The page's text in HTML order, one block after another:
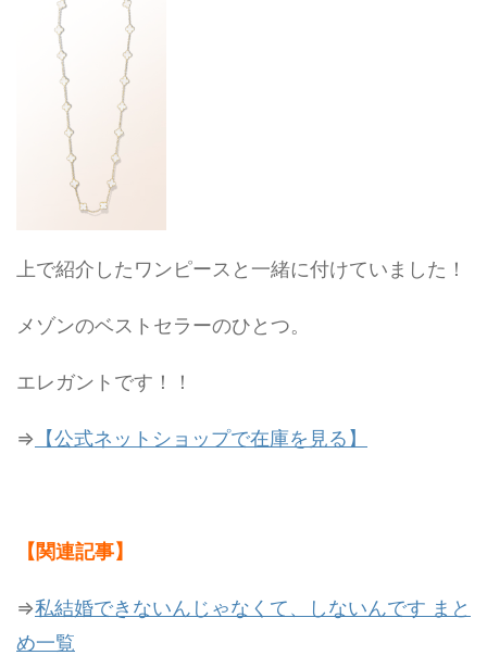
上で紹介したワンピースと一緒に付けていました！
メゾンのベストセラーのひとつ。
エレガントです！！
⇒ 【公式ネットショップで在庫を見る】
【関連記事】
⇒私結婚できないんじゃなくて、しないんです まと
め一覧